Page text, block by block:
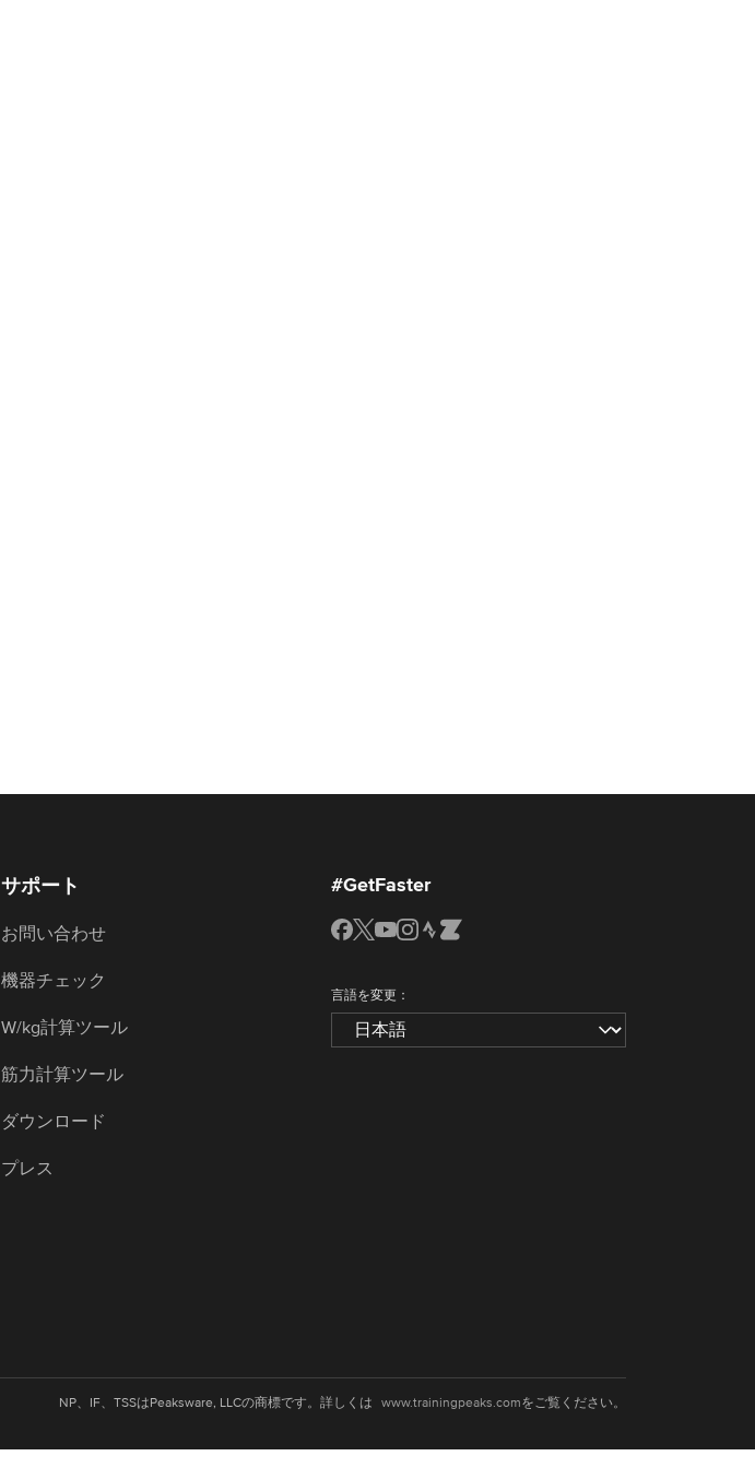
サポート
お問い合わせ
機器チェック
W/kg計算ツール
筋力計算ツール
ダウンロード
プレス
#GetFaster
言語を変更：
NP、IF、TSSはPeaksware, LLCの商標です。詳しくは www.trainingpeaks.comをご覧ください。